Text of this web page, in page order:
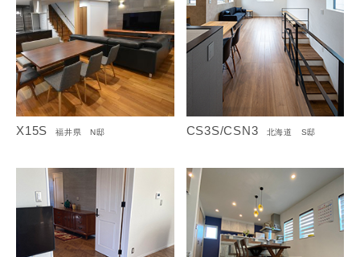
X15S 福井県 N邸 CS3S/CSN3 北海道 S邸